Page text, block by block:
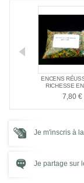
ENCENS
RICHESSE EN
7,80 €
Je m'inscris à la
Je partage sur